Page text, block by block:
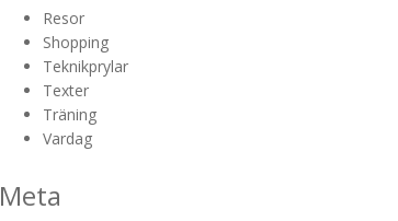
Resor
Shopping
Teknikprylar
Texter
Träning
Vardag
Meta